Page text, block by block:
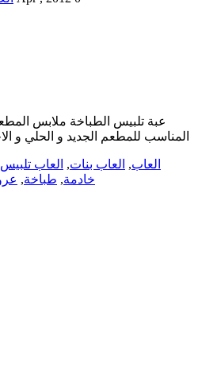
عبة تلبيس الطباخة ملابس
المناسب للمطعم الجديد و الحلي و
العاب, العاب بنات, العاب تلبيس
خادمة, طباخة,